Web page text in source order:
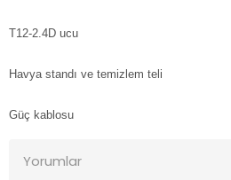
T12-2.4D ucu
Havya standı ve temizlem teli
Güç kablosu
Yorumlar